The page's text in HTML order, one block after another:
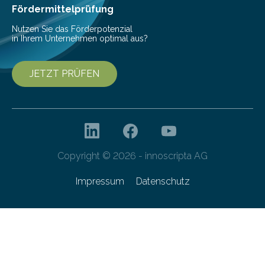
rosenfelder & höfler…
Fördermittelprüfung
Nutzen Sie das Förderpotenzial
in Ihrem Unternehmen optimal aus?
JETZT PRÜFEN
Copyright © 2026 - innoscripta AG
Impressum Datenschutz